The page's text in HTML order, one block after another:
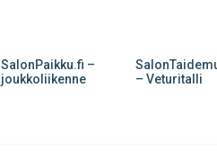
SalonPaikku.fi –
joukkoliikenne
– Veturitalli